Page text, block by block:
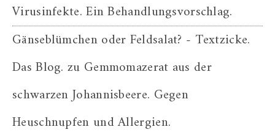
Virusinfekte. Ein Behandlungsvorschlag.
Gänseblümchen oder Feldsalat? - Textzicke.
Das Blog. zu Gemmomazerat aus der
schwarzen Johannisbeere. Gegen
Heuschnupfen und Allergien.